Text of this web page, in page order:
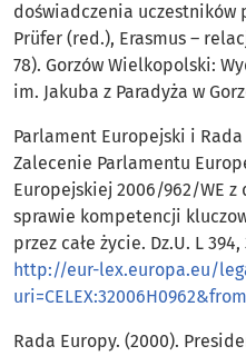
doświadczenia uczestników
Prüfer (red.), Erasmus –
78). Gorzów Wielkopolski:
im. Jakuba z Paradyża w
Parlament Europejski i
Zalecenie Parlamentu
Europejskiej 2006/962/WE z
sprawie kompetencji
przez całe życie. Dz.U. L
http://eur-lex.europa.eu/
Rada Europy. (2000).